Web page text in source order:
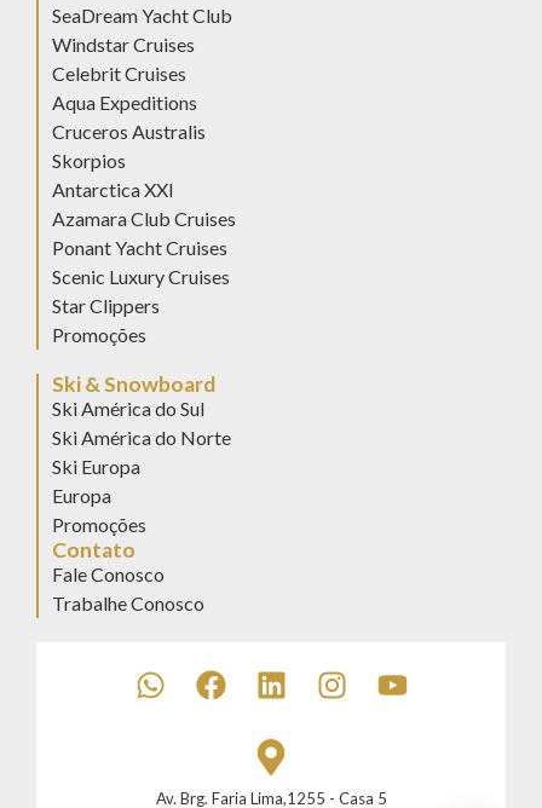
SeaDream Yacht Club
Windstar Cruises
Celebrit Cruises
Aqua Expeditions
Cruceros Australis
Skorpios
Antarctica XXI
Azamara Club Cruises
Ponant Yacht Cruises
Scenic Luxury Cruises
Star Clippers
Promoções
Ski & Snowboard
Ski América do Sul
Ski América do Norte
Ski Europa
Europa
Promoções
Contato
Fale Conosco
Trabalhe Conosco
Av. Brg. Faria Lima,1255 - Casa 5